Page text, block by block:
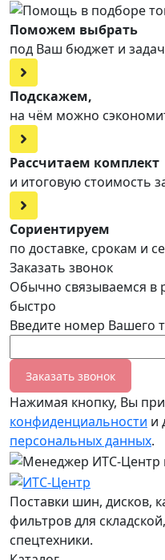
Поможем выбрать
под Ваш бюджет и
Подскажем,
на чём можно
Рассчитаем комплект
и итоговую стоимость
Сориентируем
по доставке, срокам и
Заказать звонок
Обычно связываемся в
быстро
Введите номер Вашего
Заказать звонок
Нажимая кнопку, Вы
конфиденциальности и
персональных данных.
Поставки шин, дисков,
фильтров для
спецтехники.